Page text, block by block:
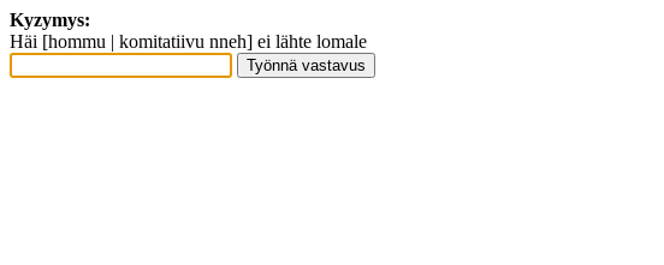
Kyzymys:
Häi [hommu | komitatiivu nneh] ei lähte lomale